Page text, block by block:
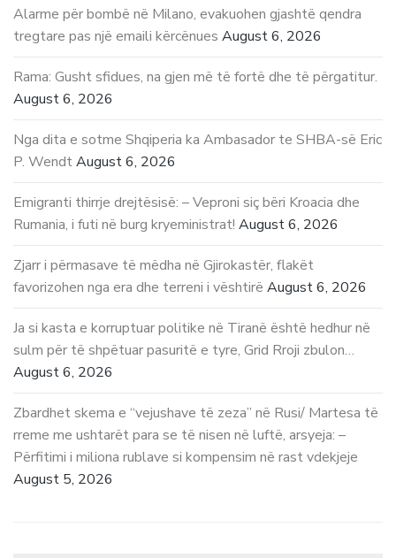
Alarme për bombë në Milano, evakuohen gjashtë qendra
tregtare pas një emaili kërcënues August 6, 2026
Rama: Gusht sfidues, na gjen më të fortë dhe të përgatitur.
August 6, 2026
Nga dita e sotme Shqiperia ka Ambasador te SHBA-së Eric
P. WendtAugust 6, 2026
Emigranti thirrje drejtësisë: – Veproni siç bëri Kroacia dhe
Rumania, i futi në burg kryeministrat! August 6, 2026
Zjarr i përmasave të mëdha në Gjirokastër, flakët
favorizohen nga era dhe terreni i vështirë August 6, 2026
Ja si kasta e korruptuar politike në Tiranë është hedhur në
sulm për të shpëtuar pasuritë e tyre, Grid Rroji zbulon…
August 6, 2026
Zbardhet skema e “vejushave të zeza” në Rusi/ Martesa të
rreme me ushtarët para se të nisen në luftë, arsyeja: –
Përfitimi i miliona rublave si kompensim në rast vdekjeje
August 5, 2026